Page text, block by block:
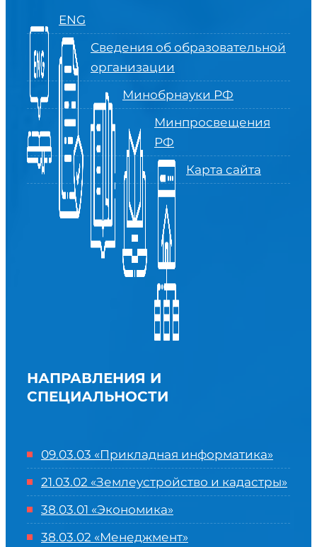
ENG
Сведения об образовательной
организации
Минобрнауки РФ
Минпросвещения
РФ
Карта сайта
НАПРАВЛЕНИЯ И
СПЕЦИАЛЬНОСТИ
09.03.03 «Прикладная информатика»
21.03.02 «Землеустройство и кадастры»
38.03.01 «Экономика»
38.03.02 «Менеджмент»